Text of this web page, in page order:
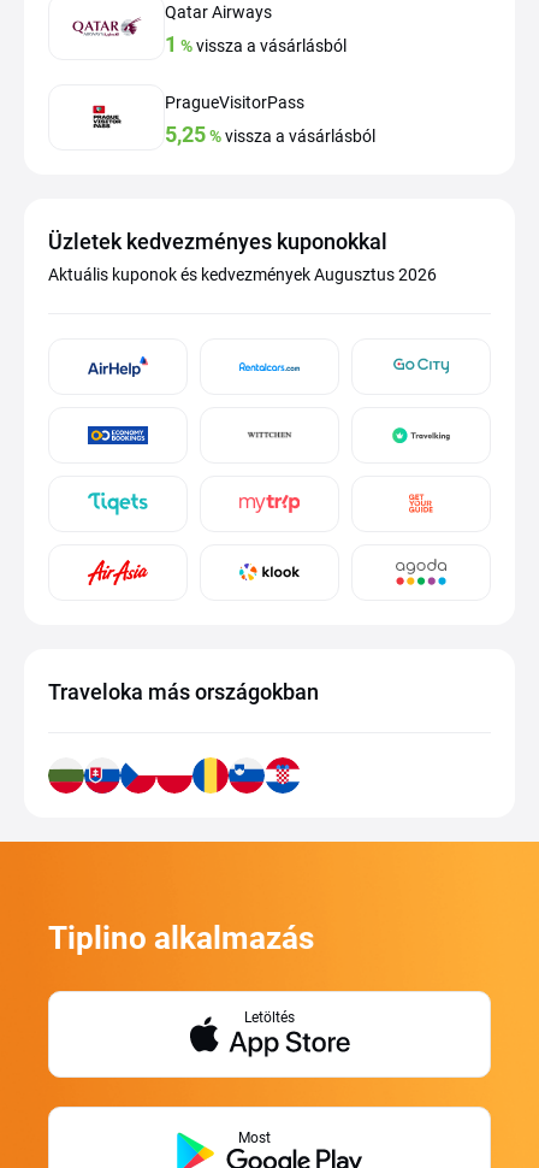
Qatar Airways
1 %vissza a vásárlásból
PragueVisitorPass
5,25%vissza a vásárlásból
Üzletek kedvezményes kuponokkal
Aktuális kuponok és kedvezmények Augusztus 2026
Traveloka más országokban
Tiplino alkalmazás
Letöltés
Most